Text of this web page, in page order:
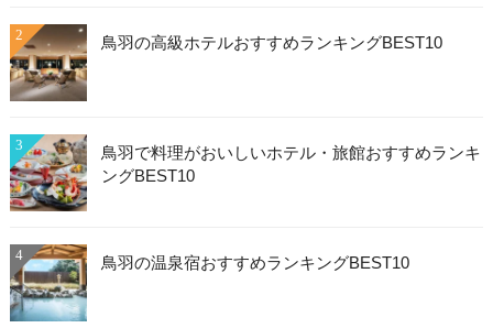
2 鳥羽の高級ホテルおすすめランキングBEST10
3
鳥羽で料理がおいしいホテル・旅館おすすめランキ
ングBEST10
4 鳥羽の温泉宿おすすめランキングBEST10